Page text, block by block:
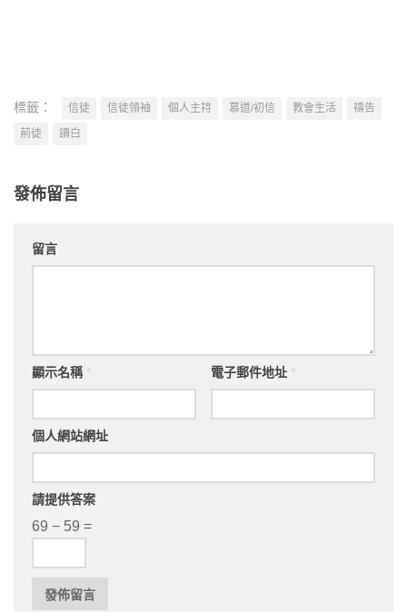
標籤： 信徒 信徒領袖 個人主持 慕道/初信 教會生活
禱告
荊徒
讀白
發佈留言
留言
顯示名稱 電子郵件地址
個人網站網址
請提供答案
69 − 59 =